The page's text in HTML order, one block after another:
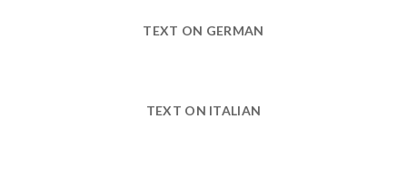
TEXT ON GERMAN
TEXT ON ITALIAN